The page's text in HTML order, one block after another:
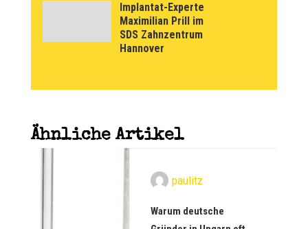
Implantat-Experte
Maximilian Prill im
SDS Zahnzentrum
Hannover
Ähnliche Artikel
paulitz
Warum deutsche